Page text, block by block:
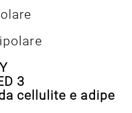
3
cellulite e adipe